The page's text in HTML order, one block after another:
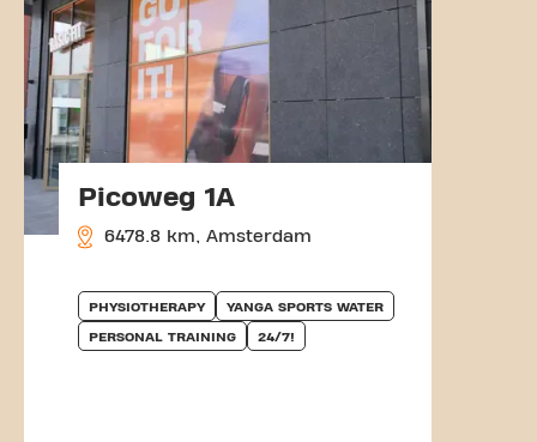
Picoweg 1A
6478.8 km, Amsterdam
PHYSIOTHERAPY YANGA SPORTS WATER
PERSONAL TRAINING 24/7!